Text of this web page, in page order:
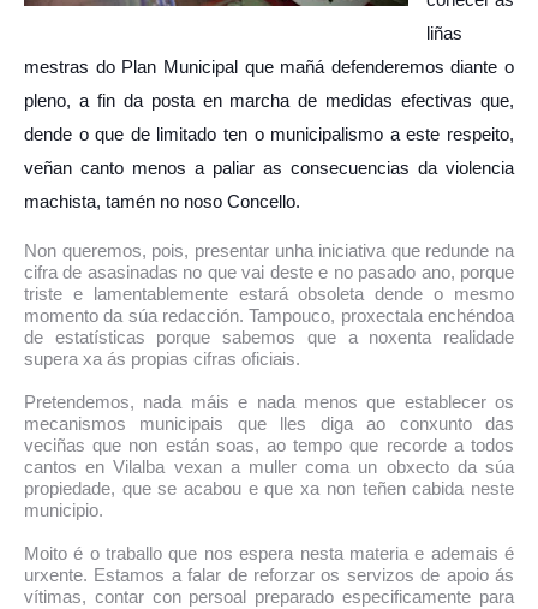
liñas
mestras do Plan Municipal que mañá defenderemos diante o
pleno, a fin da posta en marcha de medidas efectivas que,
dende o que de limitado ten o municipalismo a este respeito,
veñan canto menos a paliar as consecuencias da violencia
machista, tamén no noso Concello.
Non queremos, pois, presentar unha iniciativa que redunde na
cifra de asasinadas no que vai deste e no pasado ano, porque
triste e lamentablemente estará obsoleta dende o mesmo
momento da súa redacción.Tampouco, proxectala enchéndoa
de estatísticas porque sabemos que a noxenta realidade
supera xa ás propias cifras oficiais.
Pretendemos, nada máis e nada menos que establecer os
mecanismos municipais que lles diga ao conxunto das
veciñas que non están soas, ao tempo que recorde a todos
cantos en Vilalba vexan a muller coma un obxecto da súa
propiedade, que se acabou e que xa non teñen cabida neste
municipio.
Moito é o traballo que nos espera nesta materia e ademais é
urxente. Estamos a falar de reforzar os servizos de apoio ás
vítimas, contar con persoal preparado especificamente para